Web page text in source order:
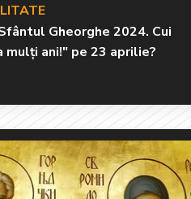
Gheorghe 2024. Cui
mulți ani!" pe 23 aprilie?